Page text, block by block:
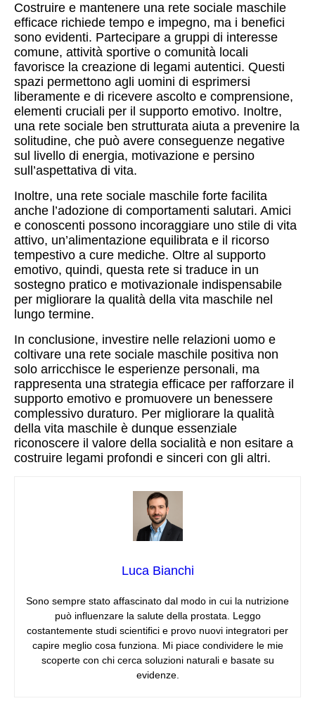
Costruire e mantenere una rete sociale maschile
efficace richiede tempo e impegno, ma i benefici
sono evidenti. Partecipare a gruppi di interesse
comune, attività sportive o comunità locali
favorisce la creazione di legami autentici. Questi
spazi permettono agli uomini di esprimersi
liberamente e di ricevere ascolto e comprensione,
elementi cruciali per il supporto emotivo. Inoltre,
una rete sociale ben strutturata aiuta a prevenire la
solitudine, che può avere conseguenze negative
sul livello di energia, motivazione e persino
sull’aspettativa di vita.
Inoltre, una rete sociale maschile forte facilita
anche l’adozione di comportamenti salutari. Amici
e conoscenti possono incoraggiare uno stile di vita
attivo, un’alimentazione equilibrata e il ricorso
tempestivo a cure mediche. Oltre al supporto
emotivo, quindi, questa rete si traduce in un
sostegno pratico e motivazionale indispensabile
per migliorare la qualità della vita maschile nel
lungo termine.
In conclusione, investire nelle relazioni uomo e
coltivare una rete sociale maschile positiva non
solo arricchisce le esperienze personali, ma
rappresenta una strategia efficace per rafforzare il
supporto emotivo e promuovere un benessere
complessivo duraturo. Per migliorare la qualità
della vita maschile è dunque essenziale
riconoscere il valore della socialità e non esitare a
costruire legami profondi e sinceri con gli altri.
Luca Bianchi
Sono sempre stato affascinato dal modo in cui la nutrizione
può influenzare la salute della prostata. Leggo
costantemente studi scientifici e provo nuovi integratori per
capire meglio cosa funziona. Mi piace condividere le mie
scoperte con chi cerca soluzioni naturali e basate su
evidenze.